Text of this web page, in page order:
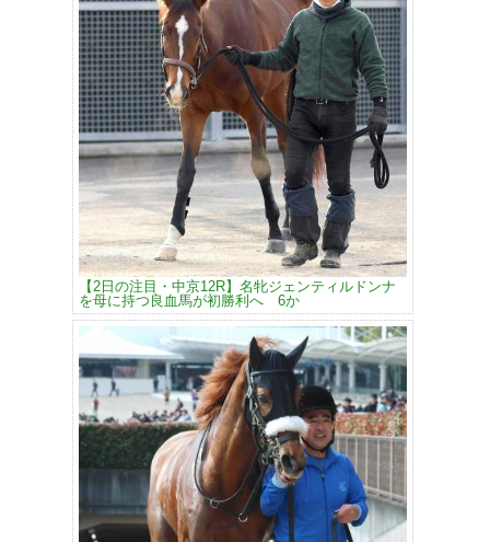
【2日の注目・中京12R】名牝ジェンティルドンナ
を母に持つ良血馬が初勝利へ 6か